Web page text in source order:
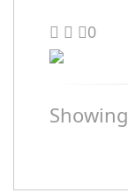
0
Showing